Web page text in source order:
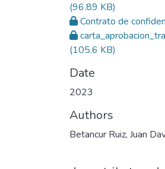
(96.89 KB)
Contrato de
(105.6 KB)
Date
2023
Authors
Betancur Ruiz, Juan